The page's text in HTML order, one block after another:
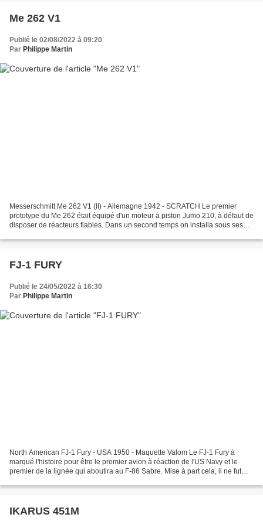
Me 262 V1
Publié le 02/08/2022 à 09:20
Par Philippe Martin
Messerschmitt Me 262 V1 (II) - Allemagne 1942 - SCRATCH Le premier
prototype du Me 262 était équipé d'un moteur à piston Jumo 210, à défaut de
disposer de réacteurs fiables. Dans un second temps on installa sous ses
FJ-1 FURY
Publié le 24/05/2022 à 16:30
Par Philippe Martin
North American FJ-1 Fury - USA 1950 - Maquette Valom Le FJ-1 Fury à
marqué l'histoire pour être le premier avion à réaction de l'US Navy et le
premier de la lignée qui aboutira au F-86 Sabre. Mise à part cela, il ne fut
IKARUS 451M